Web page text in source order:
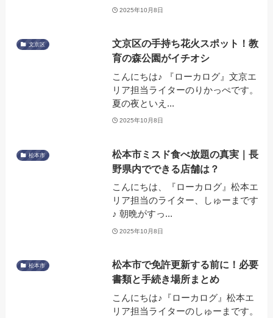
2025年10月8日
文京区
文京区の手持ち花火スポット！教
育の森公園がイチオシ
こんにちは♪ 『ローカログ』文京エ
リア担当ライターのりかっぺです。
夏の夜といえ...
2025年10月8日
松本市
松本市ミスド食べ放題の真実｜長
野県内でできる店舗は？
こんにちは、『ローカログ』松本エ
リア担当のライター、しゅーまです
♪ 朝晩がすっ...
2025年10月8日
松本市
松本市で免許更新する前に！必要
書類と手続き場所まとめ
こんにちは♪『ローカログ』松本エ
リア担当ライターのしゅーまです。